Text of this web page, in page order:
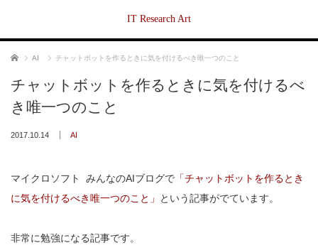
IT Research Art
ホーム AI チャットボットを作るときに気を付けるべき唯一つのこと
チャットボットを作るときに気を付けるべ
き唯一つのこと
2017.10.14 AI
マイクロソフト みんなのAIブログで 「チャットボットを作るとき
に気を付けるべき唯一つのこと」
という記事がでています。
非常に勉強になる記事です。